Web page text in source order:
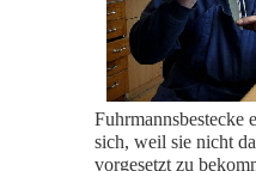
Fuhrmannsbestecke
sich, weil sie nicht
vorgesetzt zu